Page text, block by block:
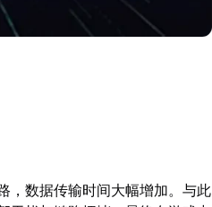
，数据传输时间大幅增加。与此